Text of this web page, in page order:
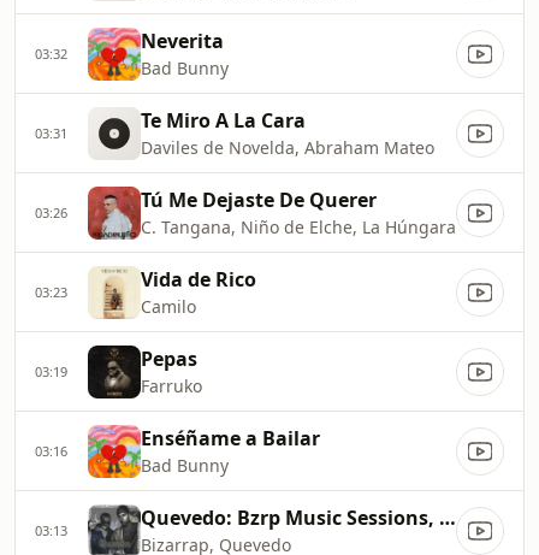
03:32 Neverita
Bad Bunny
03:31 Te Miro A La Cara
Daviles de Novelda, Abraham Mateo
03:26 Tú Me Dejaste De Querer
C. Tangana, Niño de Elche, La Húngara
03:23 Vida de Rico
Camilo
03:19 Pepas
Farruko
03:16 Enséñame a Bailar
Bad Bunny
03:13 Quevedo: Bzrp Music Sessions, Vol. 52
Bizarrap, Quevedo